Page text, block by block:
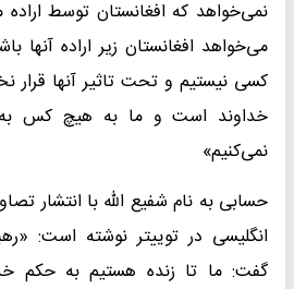
نمی‌خواهد که افغانستان توسط اراده
می‌خواهد افغانستان زیر اراده آنها
کسی نیستیم و تحت تاثیر آنها قرار
خداوند است و ما به هیچ کس به
نمی‌کنیم»
حسابی به نام شفیع الله با انتشار
انگلیسی در توییتر نوشته است:
گفت: ما تا زنده هستیم به حکم